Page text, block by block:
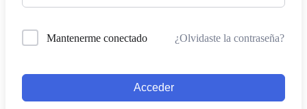
Mantenerme conectado ¿Olvidaste la contraseña?
Acceder